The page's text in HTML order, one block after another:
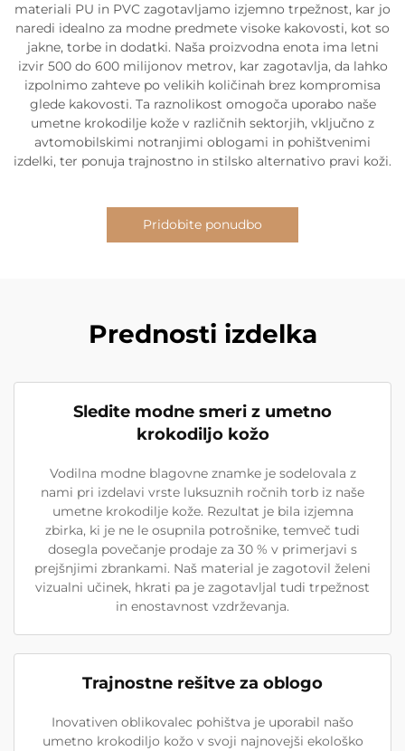
materiali PU in PVC zagotavljamo izjemno trpežnost, kar jo
naredi idealno za modne predmete visoke kakovosti, kot so
jakne, torbe in dodatki. Naša proizvodna enota ima letni
izvir 500 do 600 milijonov metrov, kar zagotavlja, da lahko
izpolnimo zahteve po velikih količinah brez kompromisa
glede kakovosti. Ta raznolikost omogoča uporabo naše
umetne krokodilje kože v različnih sektorjih, vključno z
avtomobilskimi notranjimi oblogami in pohištvenimi
izdelki, ter ponuja trajnostno in stilsko alternativo pravi koži.
Pridobite ponudbo
Prednosti izdelka
Sledite modne smeri z umetno
krokodiljo kožo
Vodilna modne blagovne znamke je sodelovala z
nami pri izdelavi vrste luksuznih ročnih torb iz naše
umetne krokodilje kože. Rezultat je bila izjemna
zbirka, ki je ne le osupnila potrošnike, temveč tudi
dosegla povečanje prodaje za 30 % v primerjavi s
prejšnjimi zbrankami. Naš material je zagotovil želeni
vizualni učinek, hkrati pa je zagotavljal tudi trpežnost
in enostavnost vzdrževanja.
Trajnostne rešitve za oblogo
Inovativen oblikovalec pohištva je uporabil našo
umetno krokodiljo kožo v svoji najnovejši ekološko